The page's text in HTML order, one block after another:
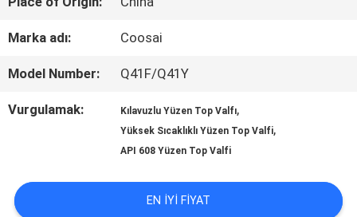
ÜRÜN
BIZIM
HAKKIMIZDA
TURU
Marka adı: Coosai
Model Number: Q41F/Q41Y
Vurgulamak: Kılavuzlu Yüzen Top Valfı,
Yüksek Sıcaklıklı Yüzen Top Valfi,
API 608 Yüzen Top Valfi
EN IYI FIYAT